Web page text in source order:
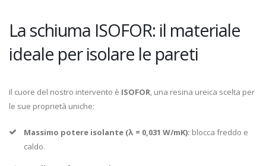
La schiuma ISOFOR: il materiale
ideale per isolare le pareti
Il cuore del nostro intervento è ISOFOR, una resina ureica scelta per
le sue proprietà uniche:
Massimo potere isolante (λ = 0,031 W/mK): blocca freddo e
caldo.